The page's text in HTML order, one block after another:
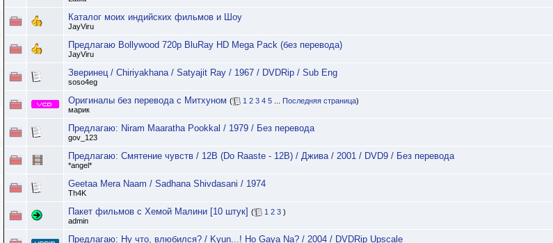
Каталог моих индийских фильмов и Шоу
JayViru
Предлагаю Bollywood 720p BluRay HD Mega Pack (без перевода)
JayViru
Зверинец / Chiriyakhana / Satyajit Ray / 1967 / DVDRip / Sub Eng
soso4eg
Оригиналы без перевода с Митхуном ( 1 2 3 4 5 Последняя страница)
марик
Предлагаю: Niram Maaratha Pookkal / 1979 / Без перевода
gov_123
Предлагаю: Смятение чувств / 12B (Do Raaste - 12B) / Джива / 2001 / DVD9 / Без перевода
*angel*
Geetaa Mera Naam / Sadhana Shivdasani / 1974
Th4K
Пакет фильмов с Хемой Малини [10 штук] ( 1 2 3 )
admin
Предлагаю: Ну что, влюбился? / Kyun...! Ho Gaya Na? / 2004 / DVDRip Upscale